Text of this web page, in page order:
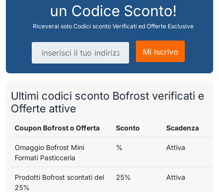
un Codice Sconto!
Riceverai solo Codici sconto Verificati ed Offerte Esclusive
Indirizzo email
Mi Iscrivo
Ultimi codici sconto Bofrost verificati e
Offerte attive
Coupon Bofrost o Offerta Sconto Scadenza
Omaggio Bofrost Mini
Formati Pasticceria
% Attiva
Prodotti Bofrost scontati del
25%
25% Attiva